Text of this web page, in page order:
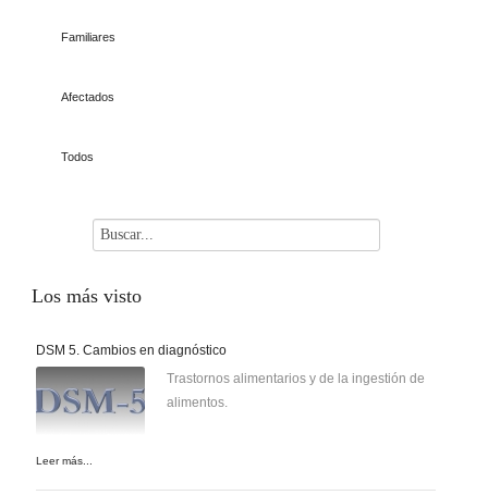
Familiares
Afectados
Todos
Los más visto
DSM 5. Cambios en diagnóstico
Trastornos alimentarios y de la ingestión de
alimentos.
Leer más...